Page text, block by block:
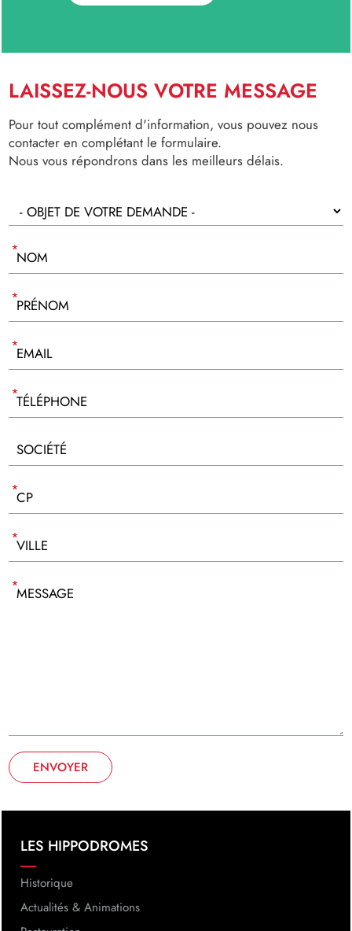
LAISSEZ-NOUS VOTRE MESSAGE
Pour tout complément d'information, vous pouvez nous
contacter en complétant le formulaire.
Nous vous répondrons dans les meilleurs délais.
NOM
PRÉNOM
EMAIL
TÉLÉPHONE
SOCIÉTÉ
CP
VILLE
MESSAGE
Navigation
principale
LES HIPPODROMES
Historique
Actualités & Animations